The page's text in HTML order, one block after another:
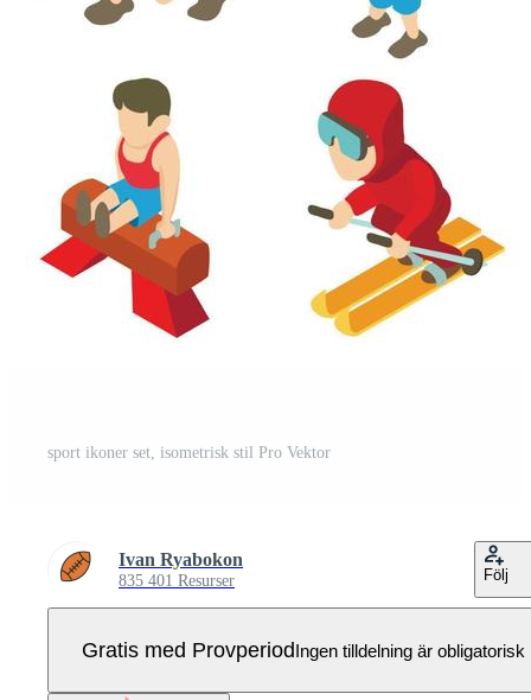
sport ikoner set, isometrisk stil Pro Vektor
Ivan Ryabokon
835 401 Resurser Följ
Gratis med ProvperiodIngen tilldelning är obligatorisk